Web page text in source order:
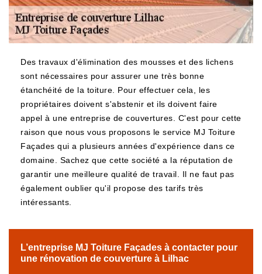
Des travaux d'élimination des mousses et des lichens
sont nécessaires pour assurer une très bonne
étanchéité de la toiture. Pour effectuer cela, les
propriétaires doivent s'abstenir et ils doivent faire
appel à une entreprise de couvertures. C'est pour cette
raison que nous vous proposons le service MJ Toiture
Façades qui a plusieurs années d'expérience dans ce
domaine. Sachez que cette société a la réputation de
garantir une meilleure qualité de travail. Il ne faut pas
également oublier qu'il propose des tarifs très
intéressants.
L’entreprise MJ Toiture Façades à contacter pour
une rénovation de couverture à Lilhac